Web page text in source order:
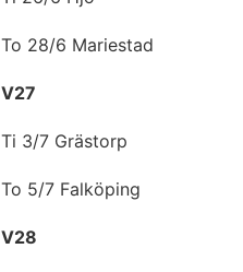
To 28/6 Mariestad
V27
Ti 3/7 Grästorp
To 5/7 Falköping
V28